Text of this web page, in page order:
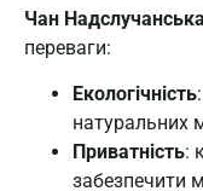
Чан
переваги:
Екологічність
натуральних
Приватність:
забезпечити